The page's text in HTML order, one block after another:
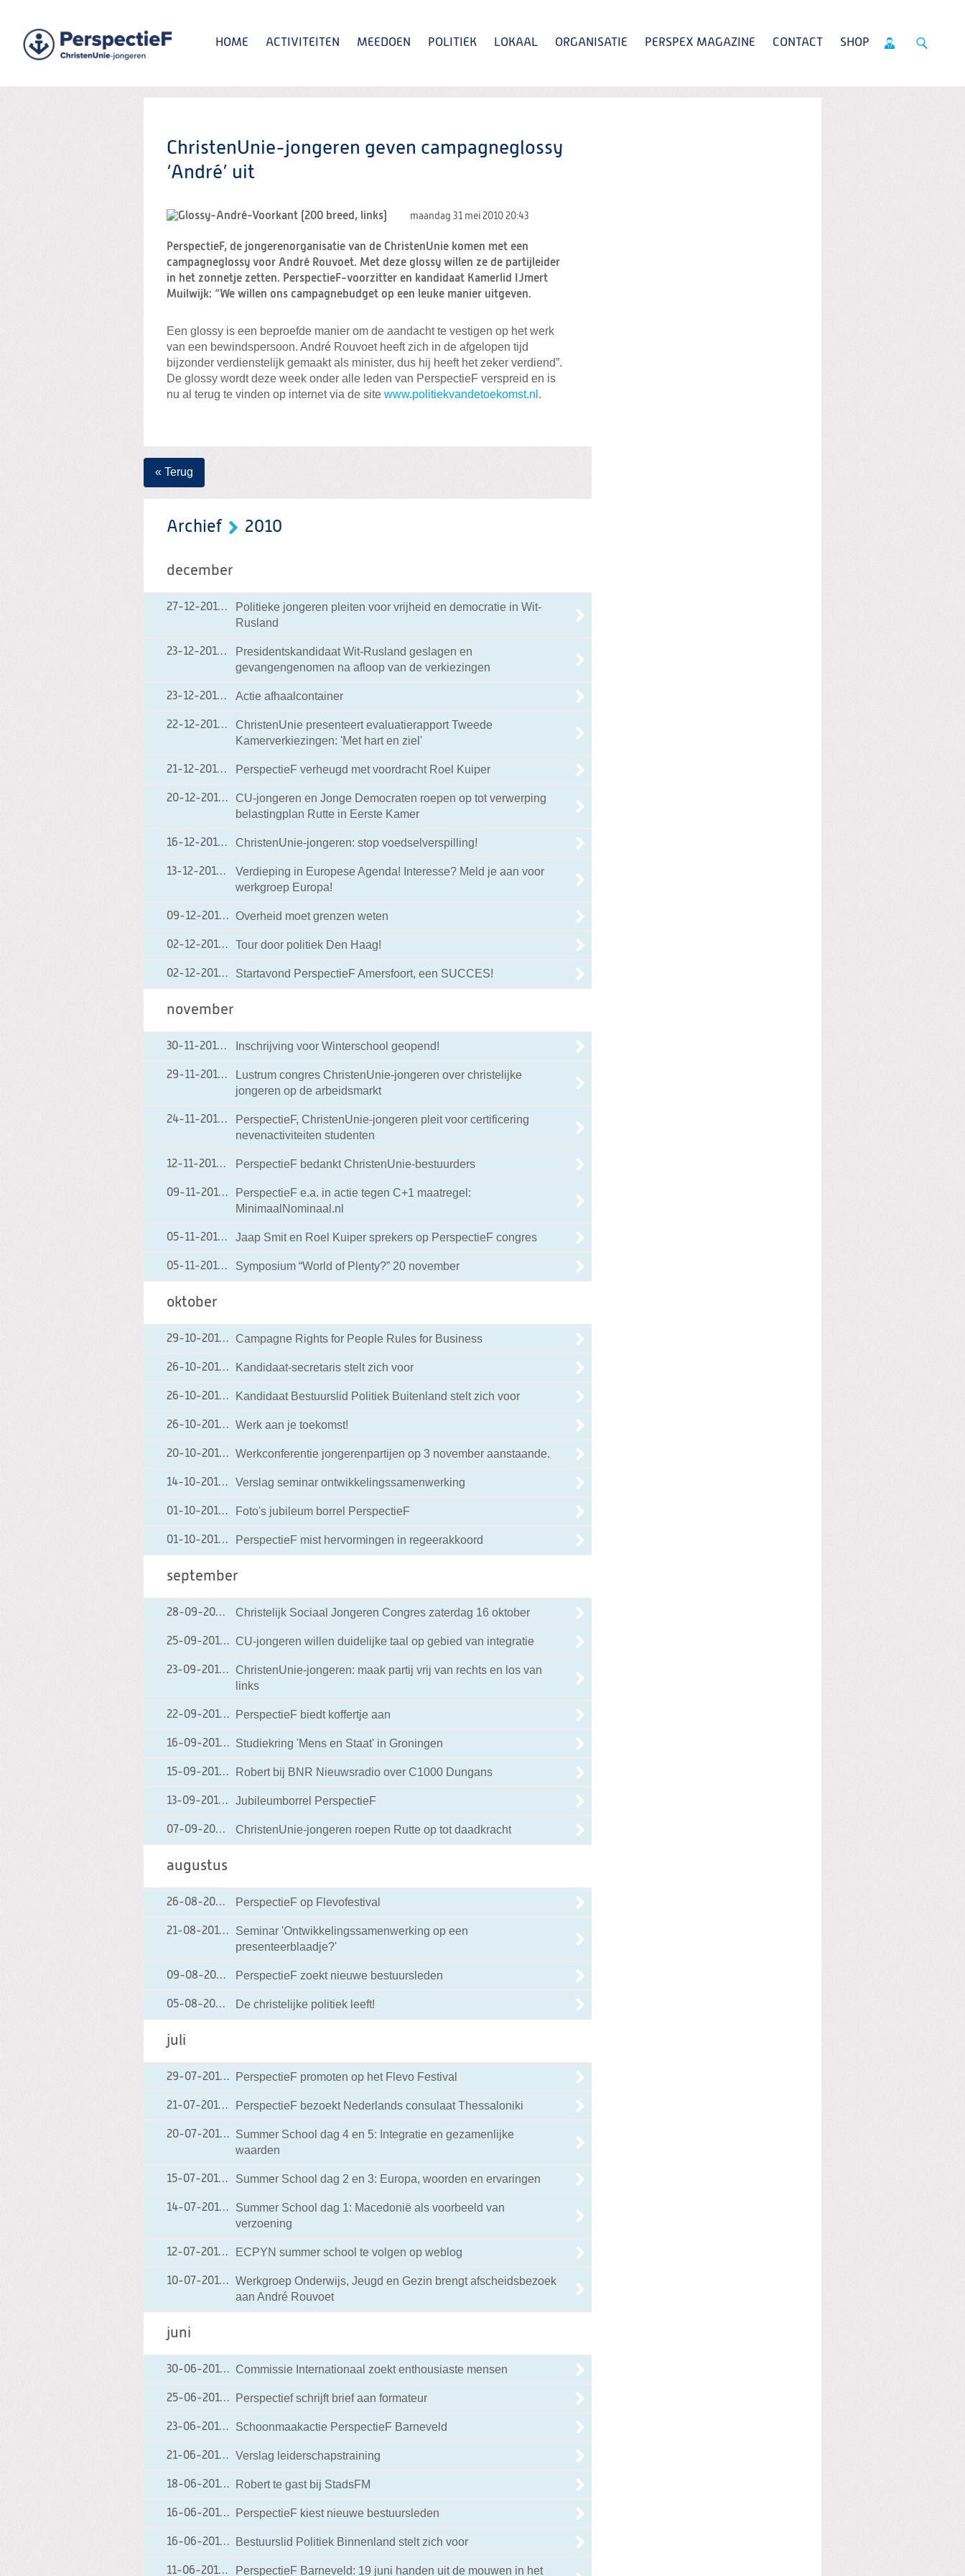
Spring
naar
HOME ACTIVITEITEN MEEDOEN POLITIEK LOKAAL ORGANISATIE PERSPEX MAGAZINE CONTACT SHOP
ChristenUnie-jongeren geven campagneglossy
‘André’ uit
maandag 31 mei 2010 20:43
PerspectieF, de jongerenorganisatie van de ChristenUnie komen met een
campagneglossy voor André Rouvoet. Met deze glossy willen ze de partijleider
in het zonnetje zetten. PerspectieF-voorzitter en kandidaat Kamerlid IJmert
Muilwijk: “We willen ons campagnebudget op een leuke manier uitgeven.
Een glossy is een beproefde manier om de aandacht te vestigen op het werk
van een bewindspersoon. André Rouvoet heeft zich in de afgelopen tijd
bijzonder verdienstelijk gemaakt als minister, dus hij heeft het zeker verdiend”.
De glossy wordt deze week onder alle leden van PerspectieF verspreid en is
nu al terug te vinden op internet via de site www.politiekvandetoekomst.nl .
« Terug
Archief 2010
december
27-12-201027-12-2010 15:53
Politieke jongeren pleiten voor vrijheid en democratie in Wit-
Rusland
23-12-201023-12-2010 21:33
Presidentskandidaat Wit-Rusland geslagen en
gevangengenomen na afloop van de verkiezingen
23-12-201023-12-2010 14:41
Actie afhaalcontainer
22-12-201022-12-2010 18:06
ChristenUnie presenteert evaluatierapport Tweede
Kamerverkiezingen: 'Met hart en ziel'
21-12-201021-12-2010 15:01
PerspectieF verheugd met voordracht Roel Kuiper
20-12-201020-12-2010 10:20
CU-jongeren en Jonge Democraten roepen op tot verwerping
belastingplan Rutte in Eerste Kamer
16-12-201016-12-2010 19:40
ChristenUnie-jongeren: stop voedselverspilling!
13-12-201013-12-2010 19:29
Verdieping in Europese Agenda! Interesse? Meld je aan voor
werkgroep Europa!
09-12-201009-12-2010 21:27
Overheid moet grenzen weten
02-12-201002-12-2010 21:30
Tour door politiek Den Haag!
02-12-201002-12-2010 21:29
Startavond PerspectieF Amersfoort, een SUCCES!
november
30-11-201030-11-2010 06:54
Inschrijving voor Winterschool geopend!
29-11-201029-11-2010 06:41
Lustrum congres ChristenUnie-jongeren over christelijke
jongeren op de arbeidsmarkt
24-11-201024-11-2010 09:01
PerspectieF, ChristenUnie-jongeren pleit voor certificering
nevenactiviteiten studenten
12-11-201012-11-2010 20:39
PerspectieF bedankt ChristenUnie-bestuurders
09-11-201009-11-2010 13:10
PerspectieF e.a. in actie tegen C+1 maatregel:
MinimaalNominaal.nl
05-11-201005-11-2010 08:23
Jaap Smit en Roel Kuiper sprekers op PerspectieF congres
05-11-201005-11-2010 08:19
Symposium “World of Plenty?” 20 november
oktober
29-10-201029-10-2010 16:30
Campagne Rights for People Rules for Business
26-10-201026-10-2010 10:12
Kandidaat-secretaris stelt zich voor
26-10-201026-10-2010 10:11
Kandidaat Bestuurslid Politiek Buitenland stelt zich voor
26-10-201026-10-2010 09:32
Werk aan je toekomst!
20-10-201020-10-2010 07:07
Werkconferentie jongerenpartijen op 3 november aanstaande.
14-10-201014-10-2010 18:20
Verslag seminar ontwikkelingssamenwerking
01-10-201001-10-2010 20:18
Foto's jubileum borrel PerspectieF
01-10-201001-10-2010 11:17
PerspectieF mist hervormingen in regeerakkoord
september
28-09-2010 28-09-2010 08:11
Christelijk Sociaal Jongeren Congres zaterdag 16 oktober
25-09-201025-09-2010 08:17
CU-jongeren willen duidelijke taal op gebied van integratie
23-09-201023-09-2010 08:04
ChristenUnie-jongeren: maak partij vrij van rechts en los van
links
22-09-201022-09-2010 20:48
PerspectieF biedt koffertje aan
16-09-201016-09-2010 20:31
Studiekring 'Mens en Staat' in Groningen
15-09-201015-09-2010 19:23
Robert bij BNR Nieuwsradio over C1000 Dungans
13-09-201013-09-2010 19:13
Jubileumborrel PerspectieF
07-09-2010 07-09-2010 16:27
ChristenUnie-jongeren roepen Rutte op tot daadkracht
augustus
26-08-2010 26-08-2010 20:25
PerspectieF op Flevofestival
21-08-201021-08-2010 09:12
Seminar 'Ontwikkelingssamenwerking op een
presenteerblaadje?'
09-08-2010 09-08-2010 14:17
PerspectieF zoekt nieuwe bestuursleden
05-08-2010 05-08-2010 18:42
De christelijke politiek leeft!
juli
29-07-201029-07-2010 16:31
PerspectieF promoten op het Flevo Festival
21-07-201021-07-2010 16:54
PerspectieF bezoekt Nederlands consulaat Thessaloniki
20-07-201020-07-2010 17:16
Summer School dag 4 en 5: Integratie en gezamenlijke
waarden
15-07-201015-07-2010 06:52
Summer School dag 2 en 3: Europa, woorden en ervaringen
14-07-201014-07-2010 09:12
Summer School dag 1: Macedonië als voorbeeld van
verzoening
12-07-201012-07-2010 07:12
ECPYN summer school te volgen op weblog
10-07-201010-07-2010 19:14
Werkgroep Onderwijs, Jeugd en Gezin brengt afscheidsbezoek
aan André Rouvoet
juni
30-06-201030-06-2010 19:58
Commissie Internationaal zoekt enthousiaste mensen
25-06-201025-06-2010 18:47
Perspectief schrijft brief aan formateur
23-06-201023-06-2010 20:22
Schoonmaakactie PerspectieF Barneveld
21-06-201021-06-2010 19:11
Verslag leiderschapstraining
18-06-201018-06-2010 20:37
Robert te gast bij StadsFM
16-06-201016-06-2010 20:21
PerspectieF kiest nieuwe bestuursleden
16-06-201016-06-2010 19:17
Bestuurslid Politiek Binnenland stelt zich voor
11-06-201011-06-2010 20:51
PerspectieF Barneveld: 19 juni handen uit de mouwen in het